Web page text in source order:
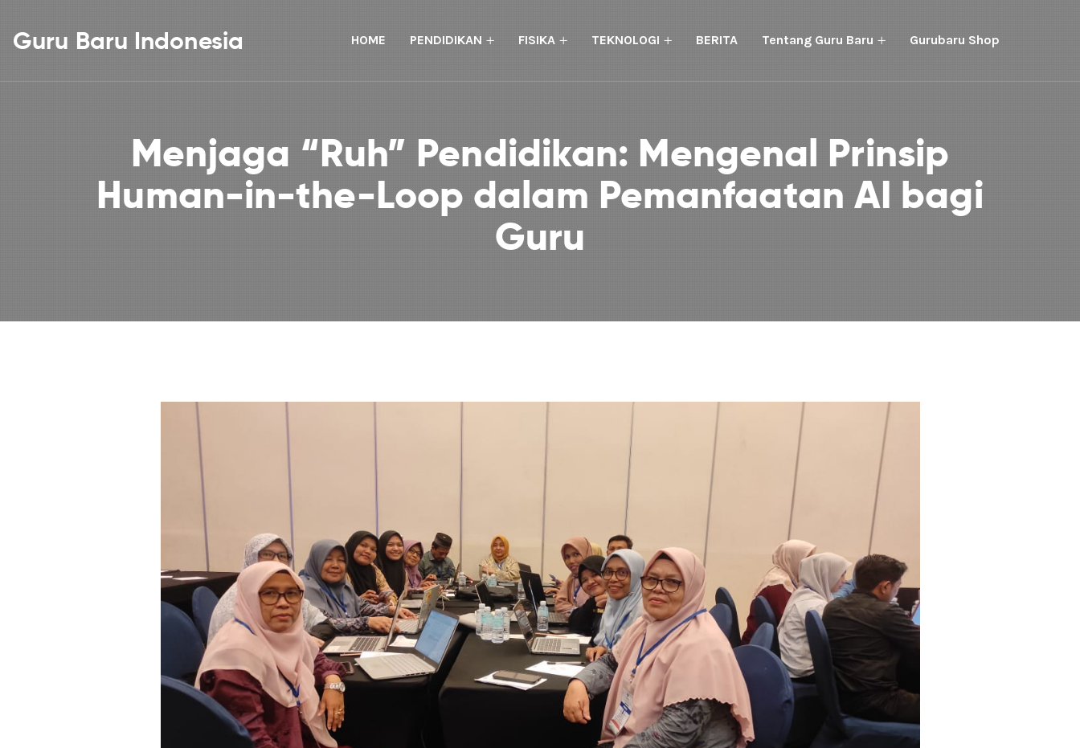
Guru Baru Indonesia HOME PENDIDIKAN FISIKA TEKNOLOGI BERITA Tentang Guru Baru Gurubaru Shop
Menjaga “Ruh” Pendidikan: Mengenal Prinsip
Human-in-the-Loop dalam Pemanfaatan AI bagi
Guru